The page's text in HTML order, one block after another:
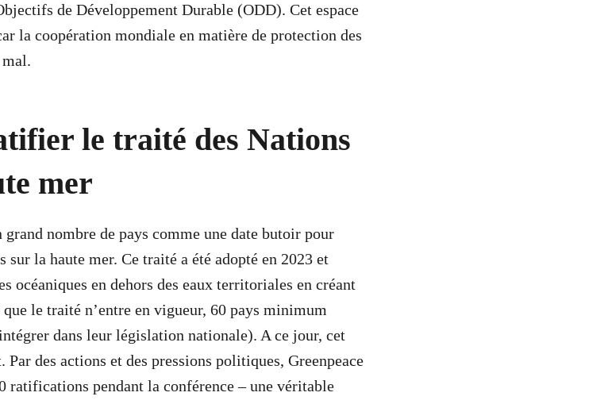
de Développement Durable (ODD). Cet espace
la coopération mondiale en matière de protection des
mal.
le traité des Nations
mer
nombre de pays comme une date butoir pour
la haute mer. Ce traité a été adopté en 2023 et
océaniques en dehors des eaux territoriales en créant
le traité n’entre en vigueur, 60 pays minimum
dans leur législation nationale). A ce jour, cet
des actions et des pressions politiques, Greenpeace
ratifications pendant la conférence – une véritable